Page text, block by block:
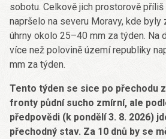
sobotu. Celkově jich prostorově
napršelo na severu Moravy, kde byly
úhrny okolo 25–40 mm za týden. Na
více než polovině území republiky
mm za týden.
Tento týden se sice po přechodu
fronty půdní sucho zmírní, ale
předpovědi (k pondělí 3. 8. 2026)
přechodný stav. Za 10 dnů by se